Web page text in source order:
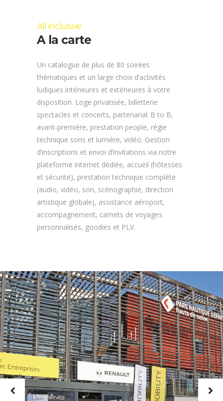
All inclusive
A la carte
Un catalogue de plus de 80 soirées
thématiques et un large choix d’activités
ludiques intérieures et extérieures à votre
disposition. Loge privatisée, billetterie
spectacles et concerts, partenariat B to B,
avant-première, prestation people, régie
technique sons et lumière, vidéo. Gestion
d’inscriptions et envoi d’invitations via notre
plateforme internet dédiée, accueil (hôtesses
et sécurité), prestation technique complète
(audio, vidéo, son, scénographie, direction
artistique globale), assistance aéroport,
accompagnement, carnets de voyages
personnalisés, goodies et PLV.